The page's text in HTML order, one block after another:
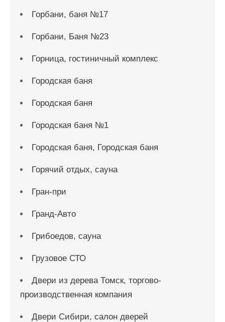
Горбани, баня №17
Горбани, Баня №23
Горница, гостиничный комплекс
Городская баня
Городская баня
Городская баня №1
Городская баня, Городская баня
Горячий отдых, сауна
Гран-при
Гранд-Авто
Грибоедов, сауна
Грузовое СТО
Двери из дерева Томск, торгово-
производственная компания
Двери Сибири, салон дверей